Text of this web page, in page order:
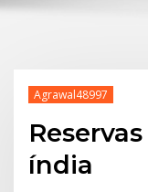
Agrawal48997
índia